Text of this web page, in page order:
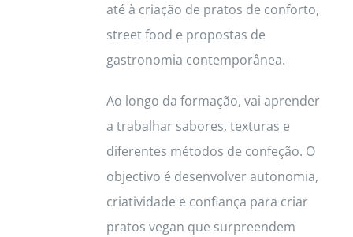
até à criação de pratos de conforto,
street food e propostas de
gastronomia contemporânea.
Ao longo da formação, vai aprender
a trabalhar sabores, texturas e
diferentes métodos de confeção. O
objectivo é desenvolver autonomia,
criatividade e confiança para criar
pratos vegan que surpreendem